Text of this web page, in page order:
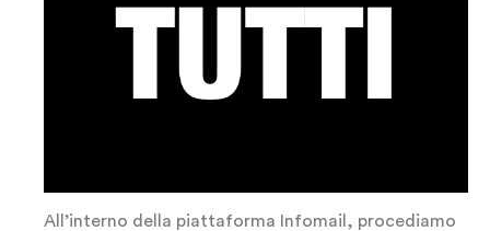
All’interno della piattaforma Infomail, procediamo